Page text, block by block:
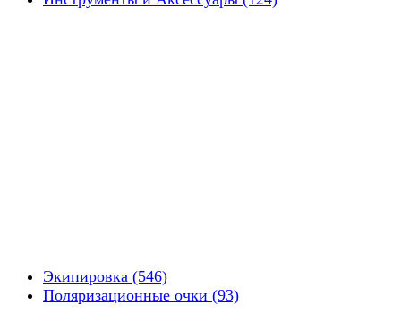
Экипировка (546)
Поляризационные очки (93)